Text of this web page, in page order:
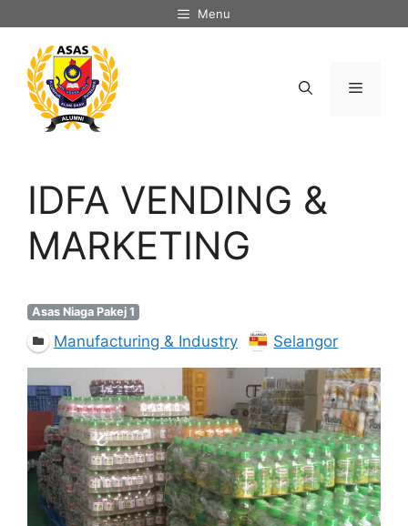
to
content
Menu
Menu
IDFA VENDING &
MARKETING
Asas Niaga Pakej 1
Manufacturing & Industry Selangor